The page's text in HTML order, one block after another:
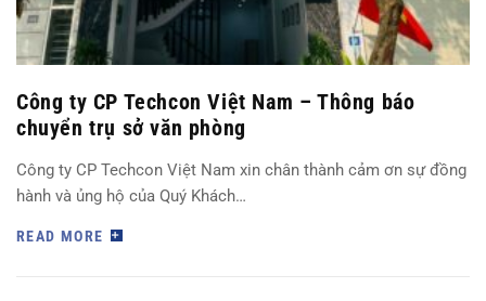
Công ty CP Techcon Việt Nam – Thông báo
chuyển trụ sở văn phòng
Công ty CP Techcon Việt Nam xin chân thành cảm ơn sự đồng
hành và ủng hộ của Quý Khách…
READ MORE